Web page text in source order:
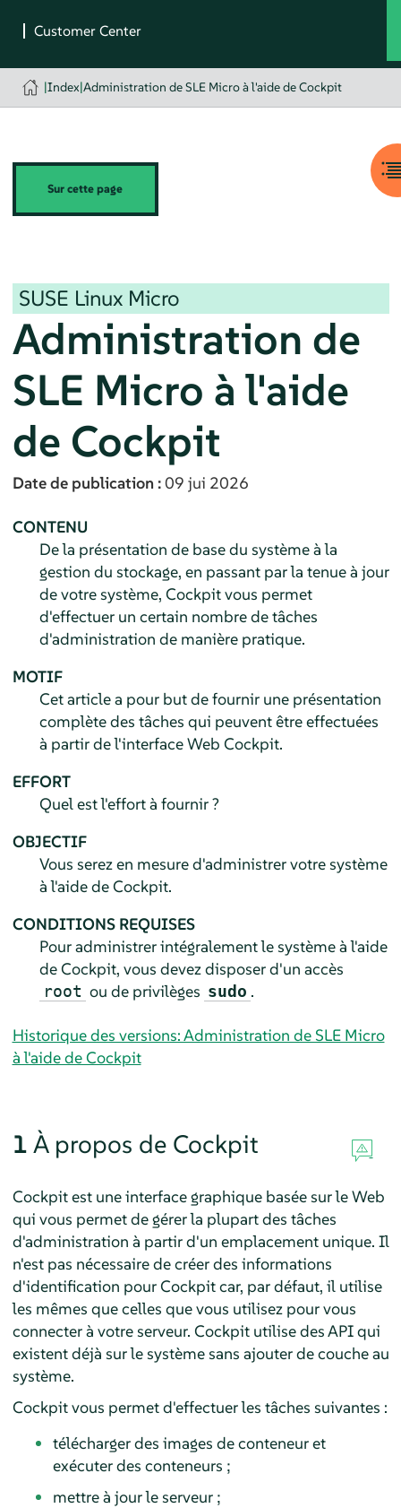
|Index|Administration de SLE Micro à l'aide de Cockpit
Sur cette page
SUSE Linux Micro
Administration de
SLE Micro à l'aide
de Cockpit
Date de publication :09 jui 2026
CONTENU
De la présentation de base du système à la
gestion du stockage, en passant par la tenue à jour
de votre système, Cockpit vous permet
d'effectuer un certain nombre de tâches
d'administration de manière pratique.
MOTIF
Cet article a pour but de fournir une présentation
complète des tâches qui peuvent être effectuées
à partir de l'interface Web Cockpit.
EFFORT
Quel est l'effort à fournir ?
OBJECTIF
Vous serez en mesure d'administrer votre système
à l'aide de Cockpit.
CONDITIONS REQUISES
Pour administrer intégralement le système à l'aide
de Cockpit, vous devez disposer d'un accès
root ou de privilèges sudo .
Historique des versions: Administration de SLE Micro
à l'aide de Cockpit
1 À propos de Cockpit
Cockpit est une interface graphique basée sur le Web
qui vous permet de gérer la plupart des tâches
d'administration à partir d'un emplacement unique. Il
n'est pas nécessaire de créer des informations
d'identification pour Cockpit car, par défaut, il utilise
les mêmes que celles que vous utilisez pour vous
connecter à votre serveur. Cockpit utilise des API qui
existent déjà sur le système sans ajouter de couche au
système.
Cockpit vous permet d'effectuer les tâches suivantes :
télécharger des images de conteneur et
exécuter des conteneurs ;
mettre à jour le serveur ;